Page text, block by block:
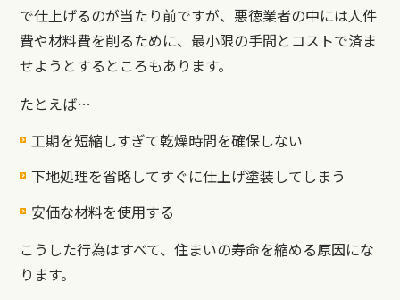
で仕上げるのが当たり前ですが、悪徳業者の中には人件
費や材料費を削るために、最小限の手間とコストで済ま
せようとするところもあります。
たとえば…
工期を短縮しすぎて乾燥時間を確保しない
下地処理を省略してすぐに仕上げ塗装してしまう
安価な材料を使用する
こうした行為はすべて、住まいの寿命を縮める原因にな
ります。